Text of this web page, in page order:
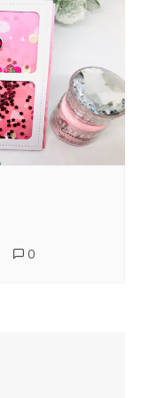
0